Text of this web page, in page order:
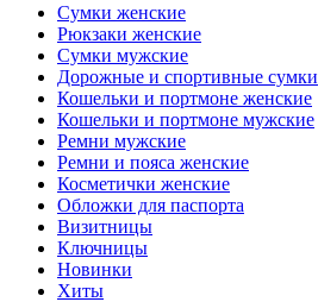
Сумки женские
Рюкзаки женские
Сумки мужские
Дорожные и спортивные сумки
Кошельки и портмоне женские
Кошельки и портмоне мужские
Ремни мужские
Ремни и пояса женские
Косметички женские
Обложки для паспорта
Визитницы
Ключницы
Новинки
Хиты